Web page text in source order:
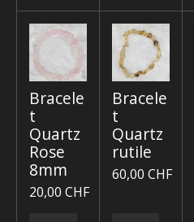
Bracele
t
Quartz
Rose
8mm
20,00 CHF
Bracele
t
Quartz
rutile
60,00 CHF